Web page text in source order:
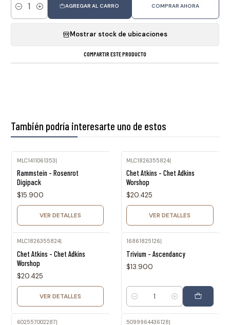
Cantidad
AGREGAR AL CARRO COMPRAR AHORA
Mostrar stock de ubicaciones
COMPARTIR ESTE PRODUCTO
También podría interesarte uno de estos
MLC1411061353|
Rammstein - Rosenrot
Digipack
$15.900
VER DETALLES
MLC1826355824|
Chet Atkins - Chet Adkins
Worshop
$20.425
VER DETALLES
MLC1826355824|
Chet Atkins - Chet Adkins
Worshop
$20.425
VER DETALLES
16861825126
Trivium - Ascendancy
$13.900
Cantidad
602557002287| 5099964436128|